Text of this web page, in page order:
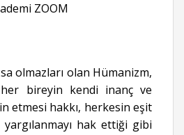
ZOOM
olmazları olan Hümanizm,
her bireyin kendi inanç ve
etmesi hakkı, herkesin eşit
hak ettiği gibi